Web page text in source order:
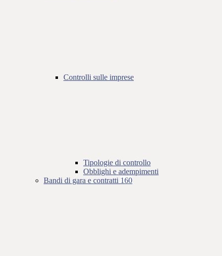
Controlli sulle imprese
Tipologie di controllo
Obblighi e adempimenti
Bandi di gara e contratti 160